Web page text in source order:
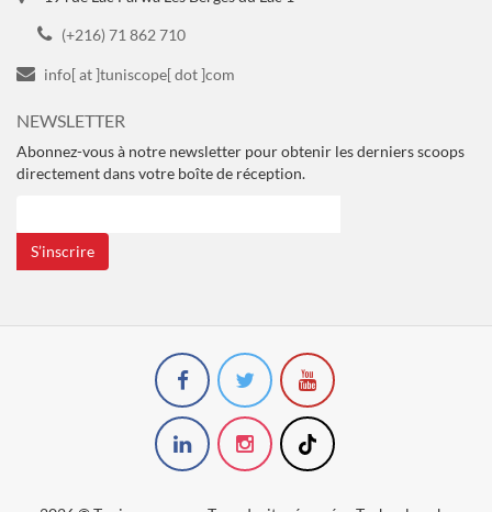
(+216) 71 862 710
info[ at ]tuniscope[ dot ]com
NEWSLETTER
Abonnez-vous à notre newsletter pour obtenir les derniers scoops
directement dans votre boîte de réception.
S’inscrire